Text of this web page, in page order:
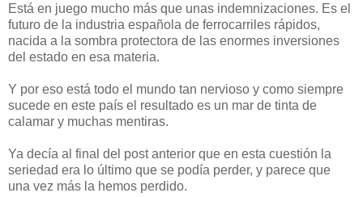
Está en juego mucho más que unas indemnizaciones. Es el
futuro de la industria española de ferrocarriles rápidos,
nacida a la sombra protectora de las enormes inversiones
del estado en esa materia.
Y por eso está todo el mundo tan nervioso y como siempre
sucede en este país el resultado es un mar de tinta de
calamar y muchas mentiras.
Ya decía al final del post anterior que en esta cuestión la
seriedad era lo último que se podía perder, y parece que
una vez más la hemos perdido.